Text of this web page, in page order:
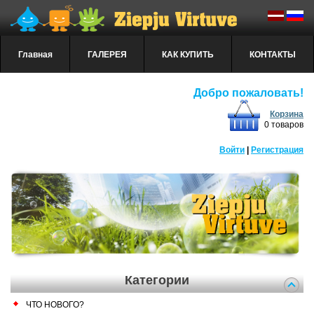
Главная ГАЛЕРЕЯ КАК КУПИТЬ КОНТАКТЫ
Добро пожаловать!
Корзина
0 товаров
Войти Регистрация
Категории
ЧТО НОВОГО?